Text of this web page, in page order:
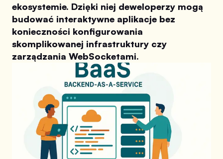
ekosystemie. Dzięki niej deweloperzy mogą
budować interaktywne aplikacje bez
konieczności konfigurowania
skomplikowanej infrastruktury czy
zarządzania WebSocketami.